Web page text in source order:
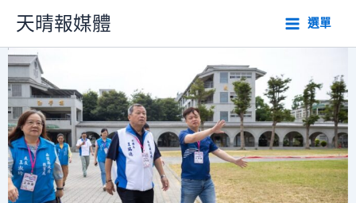
主
要
內
容
天晴報媒體 選單